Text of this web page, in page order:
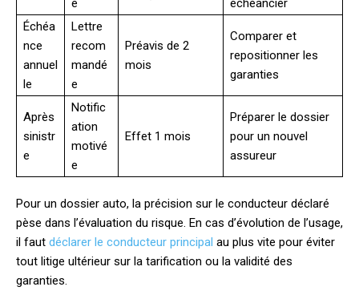
e
échéancier
Échéa
nce
annuel
le
Lettre
recom
mandé
e
Préavis de 2
mois
Comparer et
repositionner les
garanties
Après
sinistr
e
Notific
ation
motivé
e
Effet 1 mois
Préparer le dossier
pour un nouvel
assureur
Pour un dossier auto, la précision sur le conducteur déclaré
pèse dans l’évaluation du risque. En cas d’évolution de l’usage,
il faut déclarer le conducteur principal au plus vite pour éviter
tout litige ultérieur sur la tarification ou la validité des
garanties.